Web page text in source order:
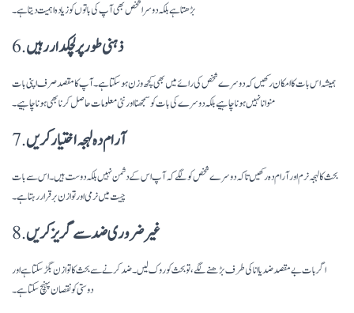
بڑھتا ہے بلکہ دوسرا شخص بھی آپ کی باتوں کو زیادہ اہمیت دیتا ہے۔
6.ذہنی طور پر لچکدار رہیں
ہمیشہ اس بات کا امکان رکھیں کہ دوسرے شخص کی رائے میں بھی کچھ وزن ہو سکتا ہے۔ آپ کا مقصد صرف اپنی بات
منوانا نہیں ہونا چاہیے بلکہ دوسرے کی بات کو سمجھنا اور نئی معلومات حاصل کرنا بھی ہونا چاہیے۔
7.آرام دہ لہجہ اختیار کریں
بحث کا لہجہ نرم اور آرام دہ رکھیں تاکہ دوسرے شخص کو لگے کہ آپ اس کے دشمن نہیں بلکہ دوست ہیں۔ اس سے بات
چیت میں نرمی اور توازن برقرار رہتا ہے۔
8.غیر ضروری ضد سے گریز کریں
اگر بات بے مقصد ضد یا انا کی طرف بڑھنے لگے، تو بحث کو روک لیں۔ ضد کرنے سے بحث کا توازن بگڑ سکتا ہے اور
دوستی کو نقصان پہنچ سکتا ہے۔